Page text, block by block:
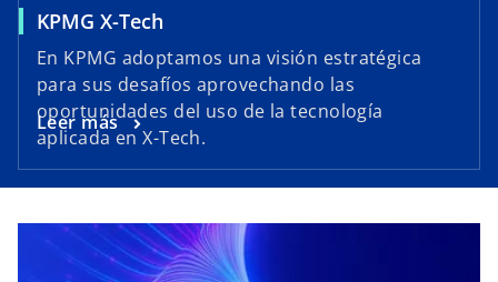
KPMG X-Tech
En KPMG adoptamos una visión estratégica
para sus desafíos aprovechando las
oportunidades del uso de la tecnología
aplicada en X-Tech.
Leer más